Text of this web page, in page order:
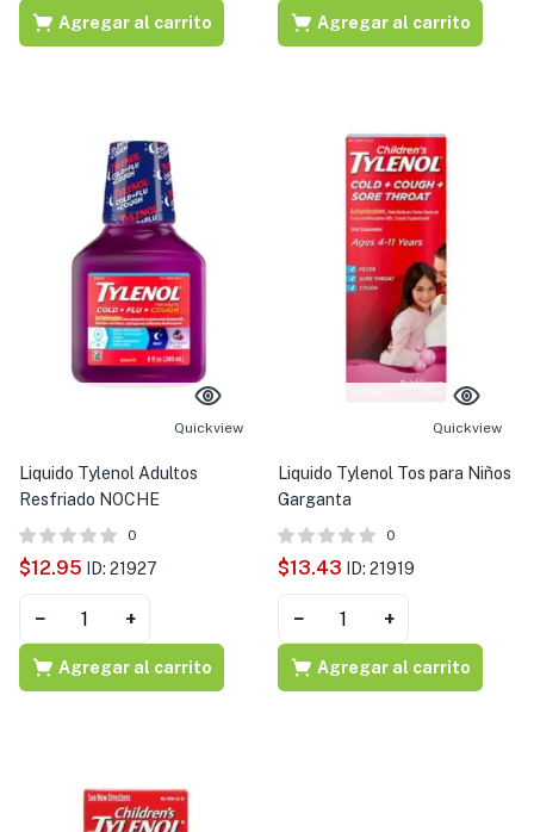
Agregar al carrito Agregar al carrito
Quickview
Liquido Tylenol Adultos
Resfriado NOCHE
0
$12.95 ID: 21927
− +
Agregar al carrito
Quickview
Liquido Tylenol Tos para Niños
Garganta
0
$13.43 ID: 21919
− +
Agregar al carrito